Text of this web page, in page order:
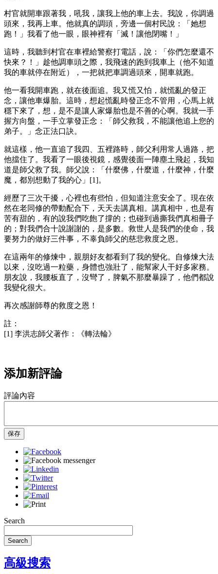
村官就開車跟著我，吼我，讓我上他的車上去。我說，你調過
頭來，我再上車。他就真的調頭，旁邊一個村民說：「她想
跑！」我看了他一眼，眼神裡有「滅！讓他閉嘴！」
這時，我聽到村官在車裡給警察打電話，說：「你們怎麼還不
快來？！」趁他調車頭之際，我飛速的跑到我車上（他不知道
我的車就停在附近），一把就把車調過頭來，開車就跑。
他一看我開車跑，就在後面追。我又慌又怕，就慌亂的發正
念，讓他車爆胎。這時，想起慌亂時發正念不管用，心馬上就
穩下來了，想，是不是讓人家爆胎也是不善的心啊。我就一手
握方向盤，一手立掌發正念：「師父救我，不能讓他追上您的
弟子。」念正法口訣。
就這樣，他一直追了我四、五裡路時，師父利用常人過路，把
他擋住了。我看了一眼後視鏡，感覺後面一陣塵土飛起，我知
道是師父救了我。師父說：「什麼佛，什麼道，什麼神，什麼
魔，都別想動了我的心」[1]。
經歷了三次干擾，心裡也有些怕，但知道注意安全了。現在依
然在老同修的帶動配合下，天天去講真相。講真相中，也是有
苦有甜的，有的說我們吃飽了撐的；也碰到過撕我們真相冊子
的；對我們合十說謝謝的，是多數。救世人是我們的使命，我
要努力的做好三件事，不辜負師父的慈悲救度之恩。
在這兩年的修煉中，親朋好友都看到了我的變化。自修煉大法
以來，沒吃過一粒藥，身體也強壯了，能幫家人干好多家務。
朋友說，我腰板直了，沒彎了，脾氣不那麼暴躁了，他們都說
我變化很大。
再次感謝師尊的救度之恩！
註：
[1] 李洪志師父著作：《轉法輪》
添加新評論
評論內容
保存
Search
Search
高級搜索